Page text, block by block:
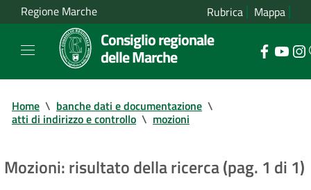
Regione Marche Rubrica Mappa
Consiglio regionale
delle Marche
Home \ banche dati e documentazione \
atti di indirizzo e controllo \ mozioni
Mozioni: risultato della ricerca (pag. 1 di 1)